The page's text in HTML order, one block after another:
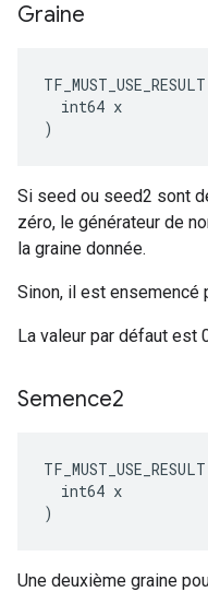
Graine
TF_MUST_USE_RESULT
  int64 x
)
Si seed ou seed2 sont
zéro, le générateur de
la graine donnée.
Sinon, il est ensemencé
La valeur par défaut est
Semence2
TF_MUST_USE_RESULT
  int64 x
)
Une deuxième graine